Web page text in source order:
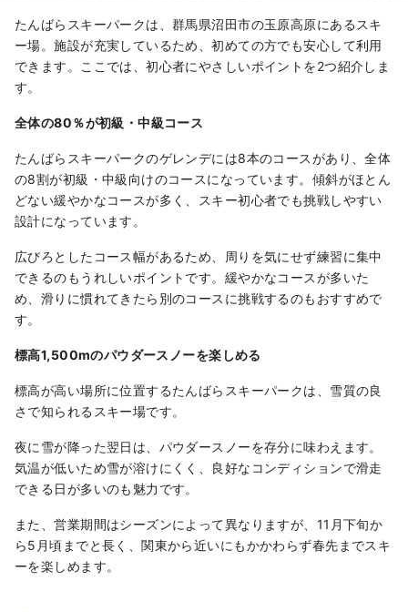
たんばらスキーパークは、群馬県沼田市の玉原高原にあるスキ
ー場。施設が充実しているため、初めての方でも安心して利用
できます。ここでは、初心者にやさしいポイントを2つ紹介しま
す。
全体の80％が初級・中級コース
たんばらスキーパークのゲレンデには8本のコースがあり、全体
の8割が初級・中級向けのコースになっています。傾斜がほとん
どない緩やかなコースが多く、スキー初心者でも挑戦しやすい
設計になっています。
広びろとしたコース幅があるため、周りを気にせず練習に集中
できるのもうれしいポイントです。緩やかなコースが多いた
め、滑りに慣れてきたら別のコースに挑戦するのもおすすめで
す。
標高1,500mのパウダースノーを楽しめる
標高が高い場所に位置するたんばらスキーパークは、雪質の良
さで知られるスキー場です。
夜に雪が降った翌日は、パウダースノーを存分に味わえます。
気温が低いため雪が溶けにくく、良好なコンディションで滑走
できる日が多いのも魅力です。
また、営業期間はシーズンによって異なりますが、11月下旬か
ら5月頃までと長く、関東から近いにもかかわらず春先までスキ
ーを楽しめます。